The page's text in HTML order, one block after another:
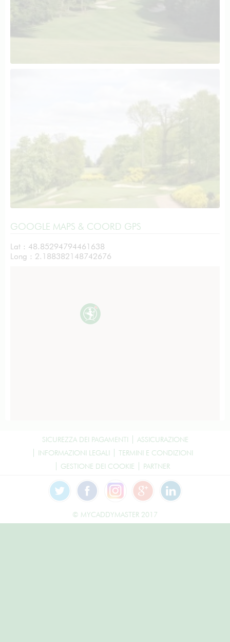
GOOGLE MAPS & COORD GPS
Lat : 48.85294794461638
Long : 2.188382148742676
SICUREZZA DEI PAGAMENTI
ASSICURAZIONE
INFORMAZIONI LEGALI
TERMINI E CONDIZIONI
GESTIONE DEI COOKIE
PARTNER
© MYCADDYMASTER 2017